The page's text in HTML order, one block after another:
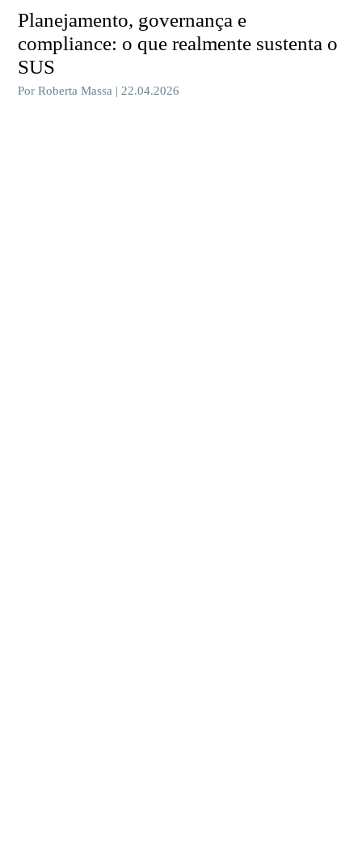
Planejamento, governança e
compliance: o que realmente sustenta o
SUS
Por Roberta Massa | 22.04.2026